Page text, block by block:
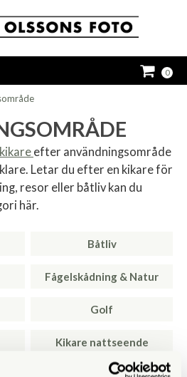
0
kikare efter användningsområde
Letar du efter en kikare för
resor eller båtliv kan du
här.
Båtliv
Fågelskådning & Natur
Golf
Kikare nattseende